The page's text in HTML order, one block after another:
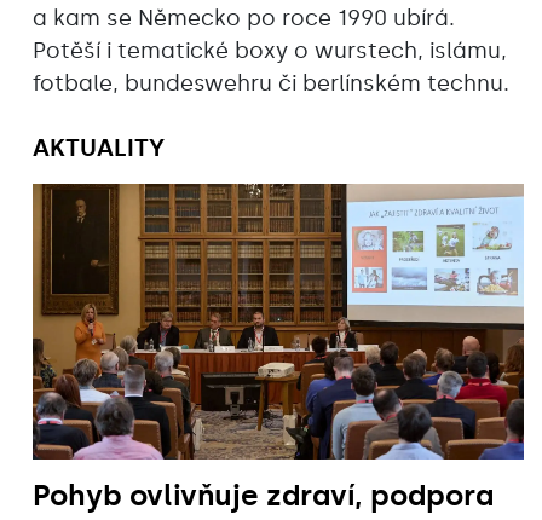
a kam se Německo po roce 1990 ubírá.
Potěší i tematické boxy o wurstech, islámu,
fotbale, bundeswehru či berlínském technu.
AKTUALITY
Pohyb ovlivňuje zdraví, podpora